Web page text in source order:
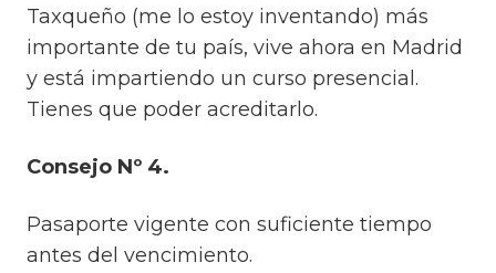
Taxqueño (me lo estoy inventando) más
importante de tu país, vive ahora en Madrid
y está impartiendo un curso presencial.
Tienes que poder acreditarlo.
Consejo Nº 4.
Pasaporte vigente con suficiente tiempo
antes del vencimiento.